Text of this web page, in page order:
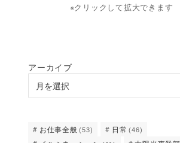
※クリックして拡大できます
アーカイブ
お仕事全般 (53) 日常 (46)